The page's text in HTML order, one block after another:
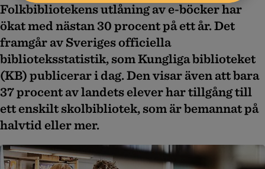
Folkbibliotekens utlåning av e-böcker har
ökat med nästan 30 procent på ett år. Det
framgår av Sveriges officiella
biblioteksstatistik, som Kungliga biblioteket
(KB) publicerar i dag. Den visar även att bara
37 procent av landets elever har tillgång till
ett enskilt skolbibliotek, som är bemannat på
halvtid eller mer.